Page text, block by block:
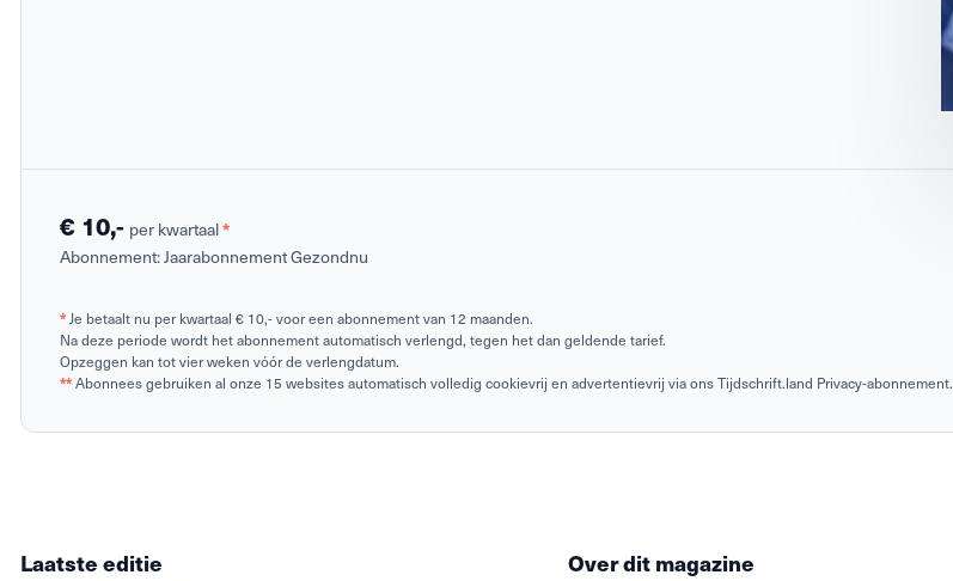
€ 10,- per kwartaal*
Abonnement:Jaarabonnement Gezondnu
*Je betaalt nu per kwartaal € 10,- voor een abonnement van 12 maanden.
Na deze periode wordt het abonnement automatisch verlengd, tegen het dan geldende tarief.
Opzeggen kan tot vier weken vóór de verlengdatum.
**Abonnees gebruiken al onze 15 websites automatisch volledig cookievrij en advertentievrij via ons Tijdschrift.land Privacy-abonnement.
Laatste editie Over dit magazine